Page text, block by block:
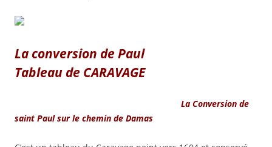
La conversion de Paul
Tableau de CARAVAGE
La Conversion de
saint Paul sur le chemin de Damas